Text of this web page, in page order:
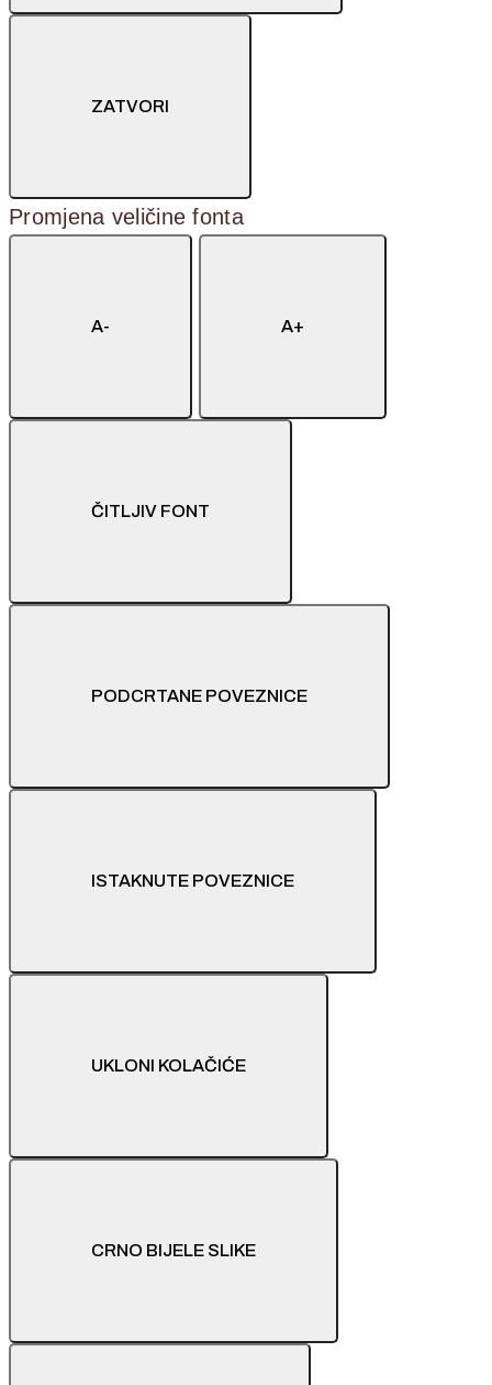
ZATVORI
Promjena veličine fonta
A- A+
ČITLJIV FONT
PODCRTANE POVEZNICE
ISTAKNUTE POVEZNICE
UKLONI KOLAČIĆE
CRNO BIJELE SLIKE